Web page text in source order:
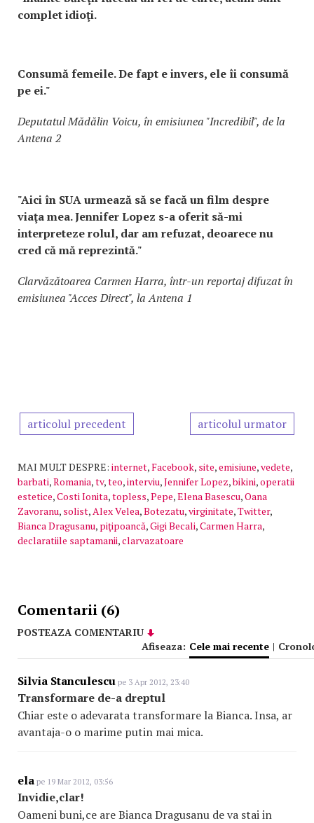
complet idioţi.
Consumă femeile. De fapt e invers, ele îi consumă
pe ei."
Deputatul Mădălin Voicu, în emisiunea "Incredibil", de la
Antena 2
"Aici în SUA urmează să se facă un film despre
viaţa mea. Jennifer Lopez s-a oferit să-mi
interpreteze rolul, dar am refuzat, deoarece nu
cred că mă reprezintă."
Clarvăzătoarea Carmen Harra, într-un reportaj difuzat în
emisiunea "Acces Direct", la Antena 1
articolul precedent articolul urmator
MAI MULT DESPRE: internet,Facebook, site,emisiune,vedete,
barbati,Romania,tv,teo,interviu,Jennifer Lopez,bikini,operatii
estetice,Costi Ionita,topless,Pepe,Elena Basescu,Oana
Zavoranu, solist,Alex Velea,Botezatu,virginitate,Twitter,
Bianca Dragusanu, piţipoancă,Gigi Becali,Carmen Harra,
declaratiile saptamanii,clarvazatoare
Comentarii (6)
POSTEAZA COMENTARIU
Afiseaza: Cele mai recente |
Silvia Stanculescu pe 3 Apr 2012, 23:40
Transformare de-a dreptul
Chiar este o adevarata transformare la Bianca. Insa, ar
avantaja-o o marime putin mai mica.
ela pe 19 Mar 2012, 03:56
Invidie,clar!
Oameni buni,ce are Bianca Dragusanu de va stai in